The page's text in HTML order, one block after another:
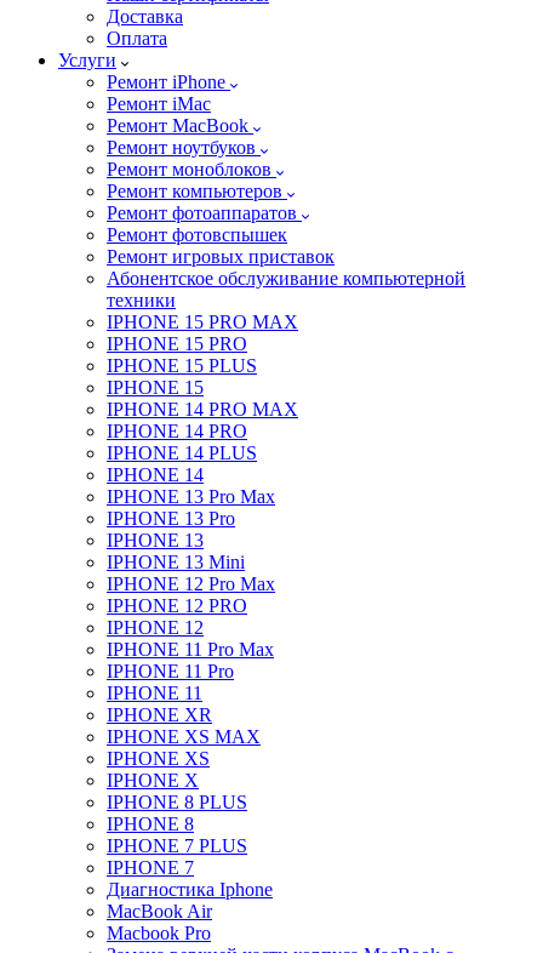
Доставка
Оплата
Услуги
Ремонт iPhone
Ремонт iMac
Ремонт MacBook
Ремонт ноутбуков
Ремонт моноблоков
Ремонт компьютеров
Ремонт фотоаппаратов
Ремонт фотовспышек
Ремонт игровых приставок
Абонентское обслуживание компьютерной
техники
IPHONE 15 PRO MAX
IPHONE 15 PRO
IPHONE 15 PLUS
IPHONE 15
IPHONE 14 PRO MAX
IPHONE 14 PRO
IPHONE 14 PLUS
IPHONE 14
IPHONE 13 Pro Max
IPHONE 13 Pro
IPHONE 13
IPHONE 13 Mini
IPHONE 12 Pro Max
IPHONE 12 PRO
IPHONE 12
IPHONE 11 Pro Max
IPHONE 11 Pro
IPHONE 11
IPHONE XR
IPHONE XS MAX
IPHONE XS
IPHONE X
IPHONE 8 PLUS
IPHONE 8
IPHONE 7 PLUS
IPHONE 7
Диагностика Iphone
MacBook Air
Macbook Pro